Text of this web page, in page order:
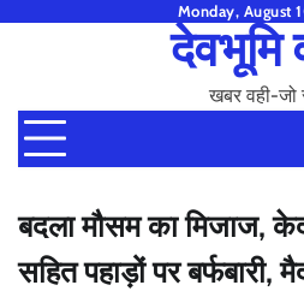
Monday, August
देवभूमि
खबर वही-जो
बदला मौसम का मिजाज,
सहित पहाड़ों पर बर्फबारी,